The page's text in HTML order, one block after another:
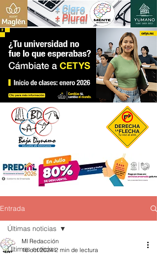
+ Claro
+ Plural
Entrada
Últimas noticias
Últimas noticias
MI Redacción
16 oct 2024 2 min de lectura